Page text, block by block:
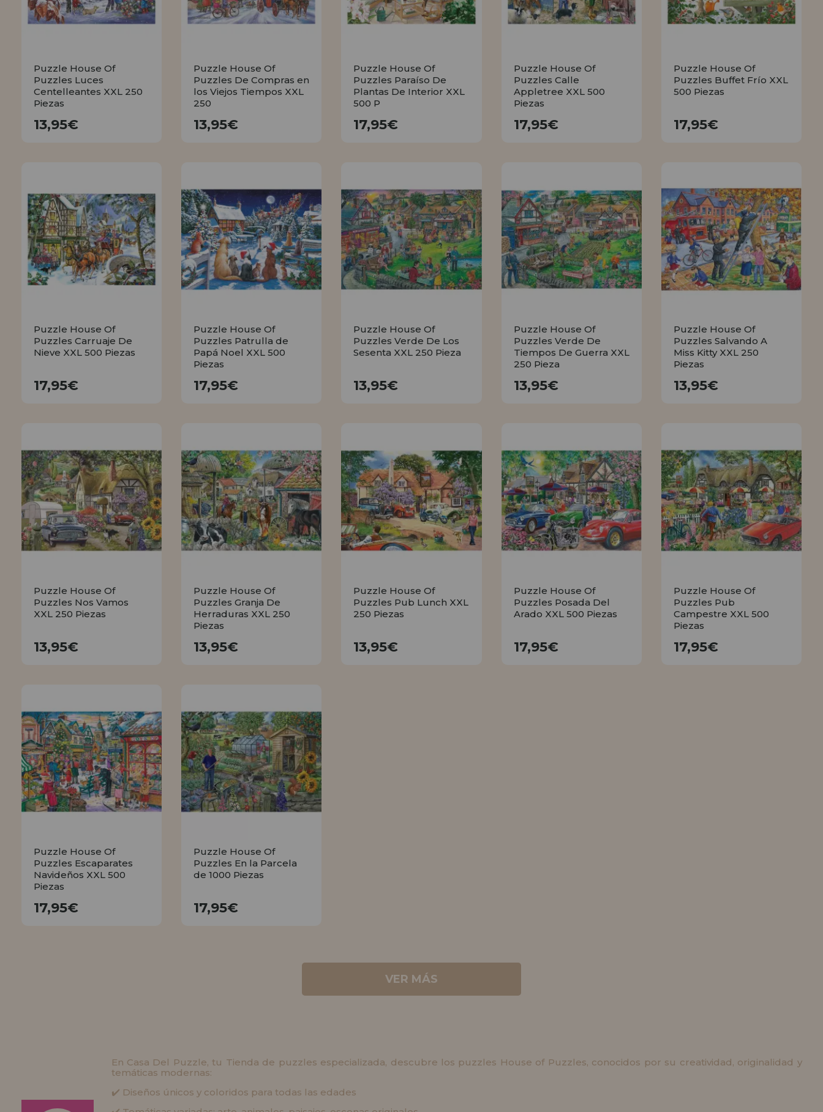
Puzzle House Of
Puzzles Luces
Centelleantes XXL 250
Piezas
13,95€
Puzzle House Of
Puzzles De Compras en
los Viejos Tiempos XXL
250
13,95€
Puzzle House Of
Puzzles Paraíso De
Plantas De Interior XXL
500 P
17,95€
Puzzle House Of
Puzzles Calle
Appletree XXL 500
Piezas
17,95€
Puzzle House Of
Puzzles Buffet Frío XXL
500 Piezas
17,95€
Puzzle House Of
Puzzles Carruaje De
Nieve XXL 500 Piezas
17,95€
Puzzle House Of
Puzzles Patrulla de
Papá Noel XXL 500
Piezas
17,95€
Puzzle House Of
Puzzles Verde De Los
Sesenta XXL 250 Pieza
13,95€
Puzzle House Of
Puzzles Verde De
Tiempos De Guerra XXL
250 Pieza
13,95€
Puzzle House Of
Puzzles Salvando A
Miss Kitty XXL 250
Piezas
13,95€
Puzzle House Of
Puzzles Nos Vamos
XXL 250 Piezas
13,95€
Puzzle House Of
Puzzles Granja De
Herraduras XXL 250
Piezas
13,95€
Puzzle House Of
Puzzles Pub Lunch XXL
250 Piezas
13,95€
Puzzle House Of
Puzzles Posada Del
Arado XXL 500 Piezas
17,95€
Puzzle House Of
Puzzles Pub
Campestre XXL 500
Piezas
17,95€
Puzzle House Of
Puzzles Escaparates
Navideños XXL 500
Piezas
17,95€
Puzzle House Of
Puzzles En la Parcela
de 1000 Piezas
17,95€
VER MÁS
En Casa Del Puzzle, tu Tienda de puzzles especializada, descubre los puzzles House of Puzzles, conocidos por su creatividad, originalidad y
temáticas modernas:
✔️ Diseños únicos y coloridos para todas las edades